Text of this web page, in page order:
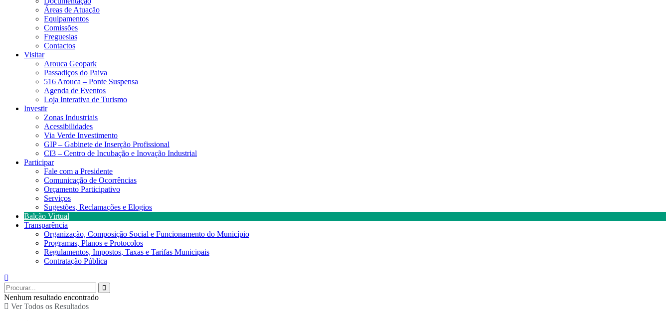
Áreas de Atuação
Equipamentos
Comissões
Freguesias
Contactos
Visitar
Arouca Geopark
Passadiços do Paiva
516 Arouca – Ponte Suspensa
Agenda de Eventos
Loja Interativa de Turismo
Investir
Zonas Industriais
Acessibilidades
Via Verde Investimento
GIP – Gabinete de Inserção Profissional
CI3 – Centro de Incubação e Inovação Industrial
Participar
Fale com a Presidente
Comunicação de Ocorrências
Orçamento Participativo
Serviços
Sugestões, Reclamações e Elogios
Balcão Virtual
Transparência
Organização, Composição Social e Funcionamento do Município
Programas, Planos e Protocolos
Regulamentos, Impostos, Taxas e Tarifas Municipais
Contratação Pública
Nenhum resultado encontrado
Ver Todos os Resultados